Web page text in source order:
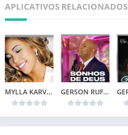
APLICATIVOS RELACIONADOS
MYLLA KARVALHO – MINHA VIDA GERSON RUFINO – SONHOS DE DEUS (2024)